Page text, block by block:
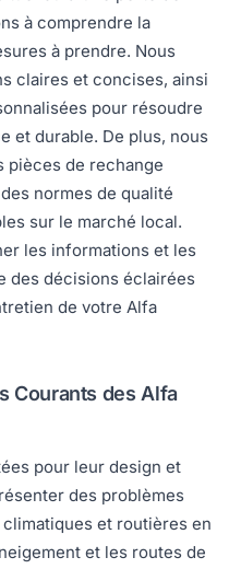
à comprendre la
à prendre. Nous
claires et concises, ainsi
pour résoudre
et durable. De plus, nous
pièces de rechange
normes de qualité
sur le marché local.
les informations et les
des décisions éclairées
de votre Alfa
Courants des Alfa
pour leur design et
des problèmes
et routières en
et les routes de